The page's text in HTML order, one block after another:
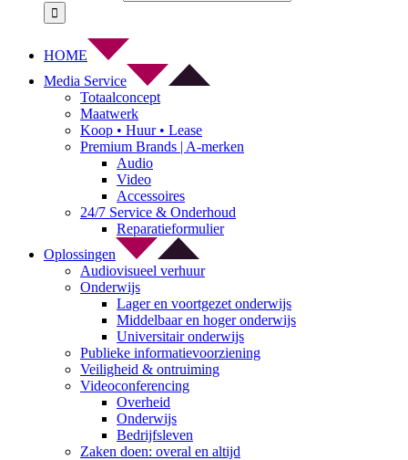
HOME
Media Service
Totaalconcept
Maatwerk
Koop • Huur • Lease
Premium Brands | A-merken
Audio
Video
Accessoires
24/7 Service & Onderhoud
Reparatieformulier
Oplossingen
Audiovisueel verhuur
Onderwijs
Lager en voortgezet onderwijs
Middelbaar en hoger onderwijs
Universitair onderwijs
Publieke informatievoorziening
Veiligheid & ontruiming
Videoconferencing
Overheid
Onderwijs
Bedrijfsleven
Zaken doen: overal en altijd